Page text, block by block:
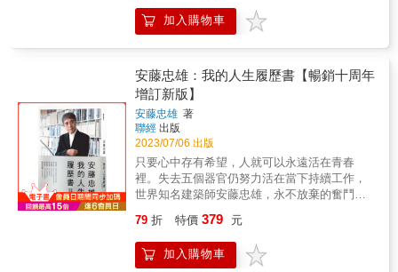
團。 & 看「文藝復興建築之父」的崛起，也
看中世紀的庶民生活 本書細緻地重現文藝復興
發源地佛羅倫斯，在十五世紀，歷經鼠疫、戰
爭與政治鬥爭的歷史背景。帶你看見日後因圓
頂而被尊為「文藝復興建築之父」的布魯內列
斯基，如何從眾人眼中的瘋子，成為公認的天
才設計師，即使遭到同儕的較勁與陷害，還是
在當代建築方法完全無法應用的情況下， 打造
出史無前例的經典建築結構。不僅是世界遺產
百花聖母大教堂的建造過程，也是一部人性交
織的複雜故事。 & 各界好評 「作者不只講述天
才布魯內列斯基的故事，也呈現了 15 世紀義大
利的艱困生活。」 ―《柯克斯書評》 「一
幅展現人類工程奇蹟的拼貼畫。」 ―《紐約時
報》書評
程回家，他覺得「『年輕』這個特質本身真的
很棒。有體力，也有夢想」；當我們抱怨工作
難找，薪資太低的時候，他卻淡定的說：「工
為「科技始終來自於人性」，他卻偏偏覺得就
是要「刻意不方便」，因為「當面親自和對方
溝通，經常會找到度過難關的線索，讓工作進
行得更順利。」諸如此類的特殊觀點，往往予
人一種當頭棒喝、恍然大悟的感受。 本書且看
安藤忠雄暢談自己的人生經驗，與孩提時代直
到今日在世界各地工作的經過；亦看到他對建
築的熱情與理想，乃至對社會和自然環境的關
百年後想要成為建築師的年輕人！
人，也應該閱讀這本關於人生的書」 徹底解析
55件代表作，完整了解大師心中的美學世界 這
這樣成為「社會人士」， 在混亂充滿對立的新
世界，保持挑戰精神，開始奔跑。 「建築是信
用的產物，倘若不一塊一塊細心堆築名為信用
的磚頭，就不會有人請我打造建築，無法一蹴
可幾或越級而上。所以建築師必須有著長跑選
手般的體力、跑法、意志力，才能咬緊牙關，
持續創造出好的作品、讓人喜悅的建築。」 隈
研吾從不拘泥於作品的大或小，在他眼中，建
築物的大小都是構築成日常風景再重要不過的
存在，他的作品呈現中沒有框架，更極力打造
自然的特質。 《全仕事》不僅記錄了他對建築
的想法，同時也是他完成工作後的自我省思，
加入購物車
安藤忠雄：我的人生履歷書【暢銷十周年
增訂新版】
安藤忠雄 著
聯經 出版
2023/07/06 出版
只要心中存有希望，人就可以永遠活在青春
裡。失去五個器官仍努力活在當下持續工作，
世界知名建築師安藤忠雄，永不放棄的奮鬥故
事★上市至今好評不斷，建築家、設計家等推
薦的必讀之作★安藤忠雄親自修訂，增補內容
與訪談，將這十年來的經歷毫無保留呈現沒有
79 折 特價 379 元
加入購物車